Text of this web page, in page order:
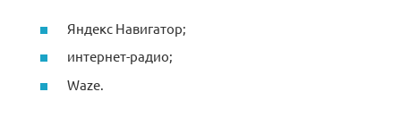
Яндекс Навигатор;
интернет-радио;
Waze.